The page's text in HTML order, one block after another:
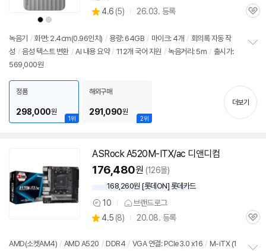
상
품
색
상
상
품
색
상
품
견
별
4.6 (상
리
뷰
5) 26.03. 등록
관
녹음기 / 화면: 2.4cm(0.96인치) / 용량: 64GB / 마이크: 4개 / 회의록 자동 작
성 / 음성 텍스트 변환 / AI 내용 요약 / 112개 국어 지원 / 녹음거리: 5m / 출시가:
569,000원
기
1위
정품
298,000원
2위
해외구매
291,090원
더보기
ASRock A520M-ITX/ac 디앤디컴
176,480원 (126몰)
168,260원 [롯데ON] 롯데카드
상
품
견
10 브랜드로그
별
4.5 (상
리
8) 20.08. 등록
관
AMD(소켓AM4) / AMD A520 / DDR4 / VGA 연결: PCIe3.0 x16 / M-iTX (1